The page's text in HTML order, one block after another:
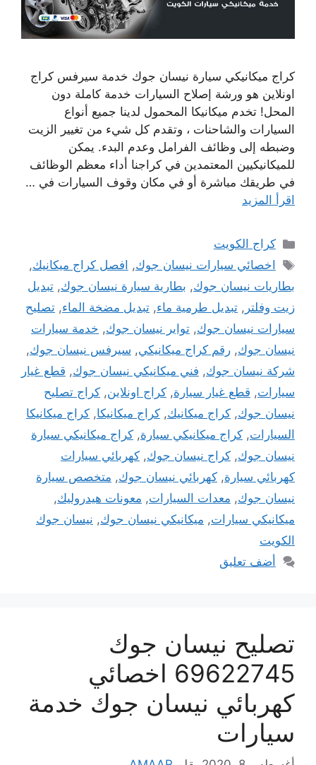
كراج ميكانيكي سيارة نيسان جوك خدمة سيرفس كراج
اونلاين هو ورشة إصلاح السيارات خدمة كاملة دون
المحل! تخدم ميكانيكا المحمول لدينا جميع أنواع
السيارات والشاحنات ، وتقدم كل شيء من تغيير الزيت
وضبطه إلى وظائف الفرامل وعدم البدء. يمكن
للميكانيكيين المعتمدين في كراجنا أداء معظم الوظائف
في طريقك مباشرة أو في مكان وقوف السيارات في …
اقرأ المزيد
التصنيفات
كراج الكويت
الوسوم
اخصائي سيارات نيسان جوك, افصل كراج ميكانيك,
بطاريات نيسان جوك, بطارية سيارة نيسان جوك, تبديل
زيت وفلتر , تبديل طرمية ماء, تبديل مضخة الماء, تصليح
سيارات نيسان جوك, تواير نيسان جوك, خدمة سيارات
نيسان جوك, رقم كراج ميكانيكي, سيرفس نيسان جوك,
شركة نيسان جوك, فني ميكانيكي نيسان جوك, قطع غيار
سيارات, قطع غيار سيارة, كراج اونلاين, كراج تصليح
نيسان جوك, كراج ميكانيك, كراج ميكانيكا, كراج ميكانيكا
السيارات, كراج ميكانيكي سيارة, كراج ميكانيكي سيارة
نيسان جوك, كراج نيسان جوك, كهربائي سيارات
كهربائي سيارة, كهربائي نيسان جوك, متخصص سيارة
نيسان جوك, معدات السيارات, معونات هيدروليك,
ميكانيكي سيارات, ميكانيكي نيسان جوك, نيسان جوك
الكويت
أضف تعليق
تصليح نيسان جوك
69622745 اخصائي
كهربائي نيسان جوك خدمة
سيارات